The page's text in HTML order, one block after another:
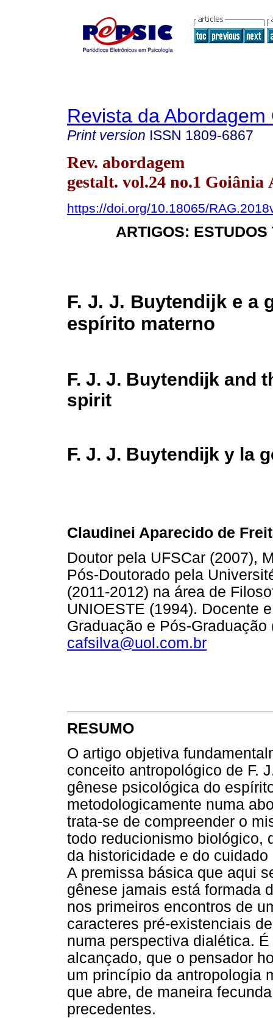
Revista da Abordagem
Print version ISSN 1809-6867
Rev. abordagem
gestalt. vol.24 no.1 Goiânia
https://doi.org/10.18065/
ARTIGOS: ESTUDOS
F. J. J. Buytendijk e a
espírito materno
F. J. J. Buytendijk and
spirit
F. J. J. Buytendijk y la
Claudinei Aparecido de
Doutor pela UFSCar (2007),
Pós-Doutorado pela
(2011-2012) na área de
UNIOESTE (1994). Docente
Graduação e Pós-
cafsilva@uol.com.br
RESUMO
O artigo objetiva
conceito antropológico de F.
gênese psicológica do
metodologicamente numa
trata-se de compreender o
todo reducionismo biológico,
da historicidade e do
A premissa básica que aqui
gênese jamais está formada
nos primeiros encontros de
caracteres pré-existenciais
numa perspectiva dialética.
alcançado, que o pensador
um princípio da antropologia
que abre, de maneira
precedentes.